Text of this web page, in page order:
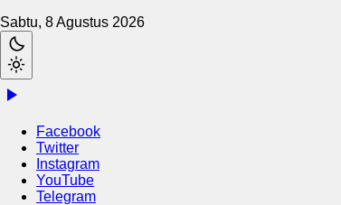
Sabtu, 8 Agustus 2026
Facebook
Twitter
Instagram
YouTube
Telegram